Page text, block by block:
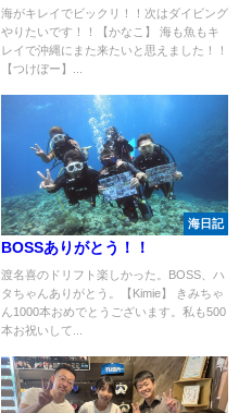
海がキレイでビックリ！！次はダイビング
やりたいです！！【かなこ】 海も魚もキ
レイで沖縄にまた来たいと思えました！！
【つけぼー】...
海日記
BOSSありがとう！！
渡名喜のドリフト楽しかった。BOSS、ハ
タちゃんありがとう。【Kimie】 きみちゃ
ん1000本おめでとうございます。私も500
本お祝いして...